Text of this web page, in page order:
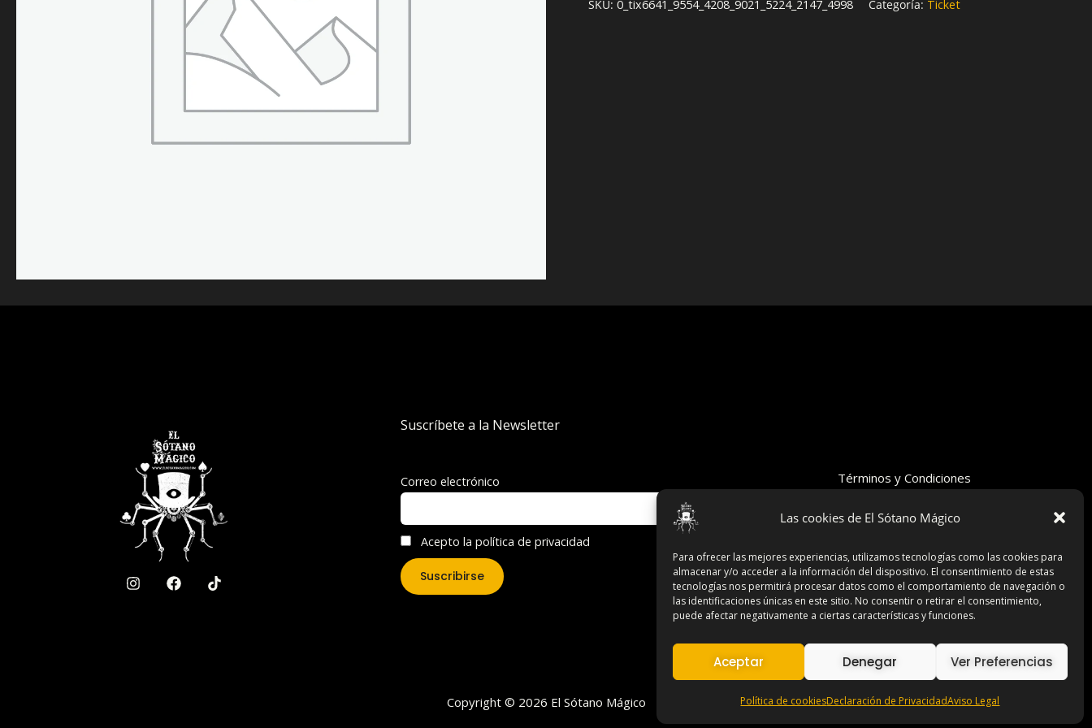
Las cookies de El Sótano Mágico
Para ofrecer las mejores experiencias, utilizamos tecnologías como las cookies para
almacenar y/o acceder a la información del dispositivo. El consentimiento de estas
tecnologías nos permitirá procesar datos como el comportamiento de navegación o
las identificaciones únicas en este sitio. No consentir o retirar el consentimiento,
puede afectar negativamente a ciertas características y funciones.
Aceptar Denegar Ver Preferencias
Política de cookiesDeclaración de PrivacidadAviso Legal
SKU:0_tix6641_9554_4208_9021_5224_2147_4998 Categoría: Ticket
Suscríbete a la Newsletter
Correo electrónico
Acepto la política de privacidad
Términos y Condiciones
Aviso Legal
Copyright © 2026 El Sótano Mágico